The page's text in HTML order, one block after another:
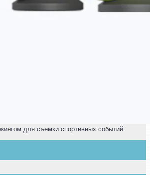
для съемки спортивных событий.